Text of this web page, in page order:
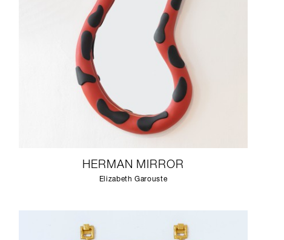
HERMAN MIRROR
Elizabeth Garouste